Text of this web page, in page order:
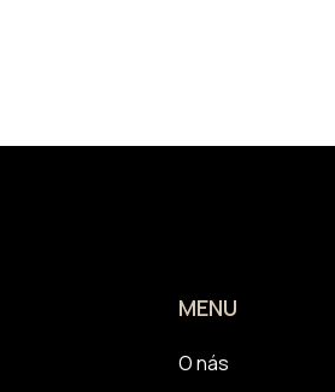
MENU
O nás